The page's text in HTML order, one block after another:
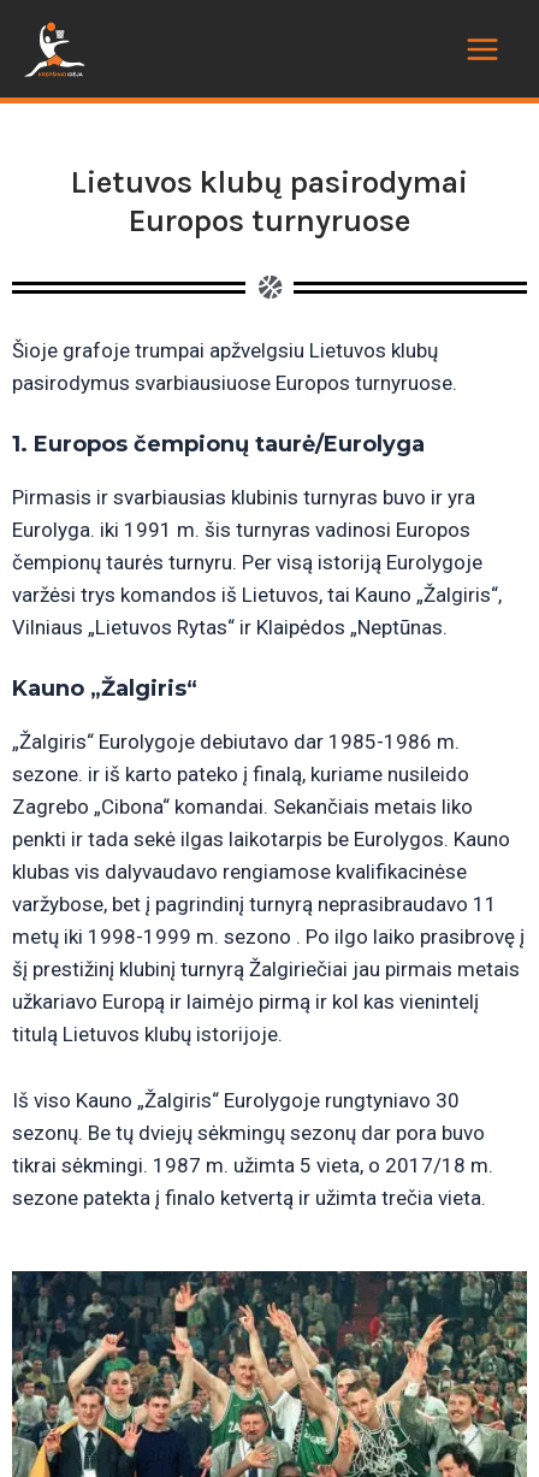
Lietuvos klubų pasirodymai
Europos turnyruose
Šioje grafoje trumpai apžvelgsiu Lietuvos klubų
pasirodymus svarbiausiuose Europos turnyruose.
1. Europos čempionų taurė/Eurolyga
Pirmasis ir svarbiausias klubinis turnyras buvo ir yra
Eurolyga. iki 1991 m. šis turnyras vadinosi Europos
čempionų taurės turnyru. Per visą istoriją Eurolygoje
varžėsi trys komandos iš Lietuvos, tai Kauno „Žalgiris“,
Vilniaus „Lietuvos Rytas“ ir Klaipėdos „Neptūnas.
Kauno „Žalgiris“
„Žalgiris“ Eurolygoje debiutavo dar 1985-1986 m.
sezone. ir iš karto pateko į finalą, kuriame nusileido
Zagrebo „Cibona“ komandai. Sekančiais metais liko
penkti ir tada sekė ilgas laikotarpis be Eurolygos. Kauno
klubas vis dalyvaudavo rengiamose kvalifikacinėse
varžybose, bet į pagrindinį turnyrą neprasibraudavo 11
metų iki 1998-1999 m. sezono . Po ilgo laiko prasibrovę į
šį prestižinį klubinį turnyrą Žalgiriečiai jau pirmais metais
užkariavo Europą ir laimėjo pirmą ir kol kas vienintelį
titulą Lietuvos klubų istorijoje.
Iš viso Kauno „Žalgiris“ Eurolygoje rungtyniavo 30
sezonų. Be tų dviejų sėkmingų sezonų dar pora buvo
tikrai sėkmingi. 1987 m. užimta 5 vieta, o 2017/18 m.
sezone patekta į finalo ketvertą ir užimta trečia vieta.